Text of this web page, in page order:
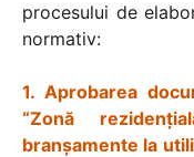
procesului de
normativ:
1. Aprobarea
“Zonă
branșamente la